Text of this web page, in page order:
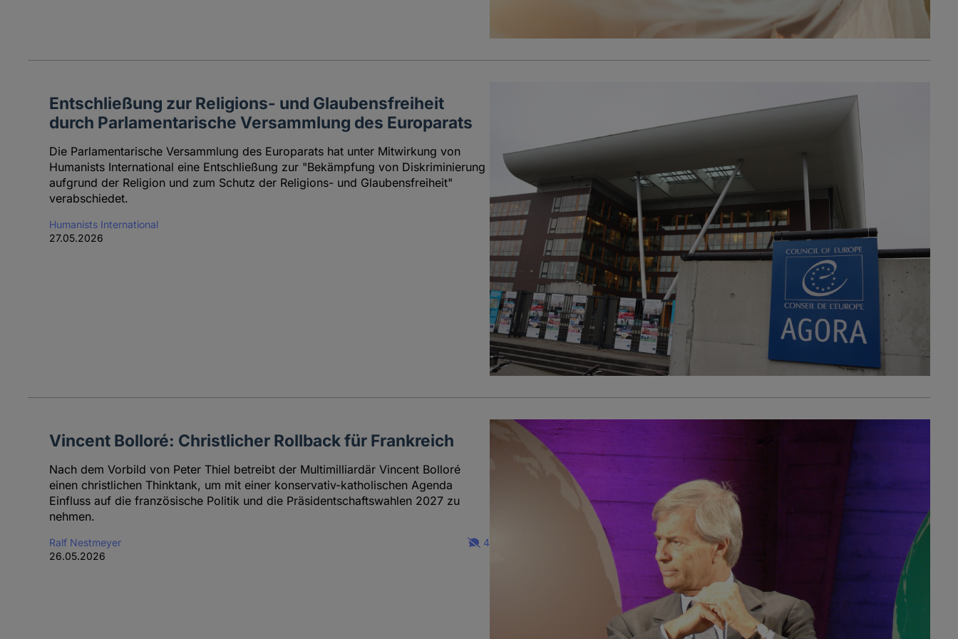
Entschließung zur Religions- und Glaubensfreiheit
durch Parlamentarische Versammlung des Europarats
Die Parlamentarische Versammlung des Europarats hat unter Mitwirkung von
Humanists International eine Entschließung zur "Bekämpfung von Diskriminierung
aufgrund der Religion und zum Schutz der Religions- und Glaubensfreiheit"
verabschiedet.
Humanists International
27.05.2026
Vincent Bolloré: Christlicher Rollback für Frankreich
Nach dem Vorbild von Peter Thiel betreibt der Multimilliardär Vincent Bolloré
einen christlichen Thinktank, um mit einer konservativ-katholischen Agenda
Einfluss auf die französische Politik und die Präsidentschaftswahlen 2027 zu
nehmen.
Ralf Nestmeyer
26.05.2026
4